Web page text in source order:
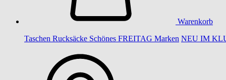
Warenkorb
Taschen Rucksäcke Schönes FREITAG Marken NEU IM